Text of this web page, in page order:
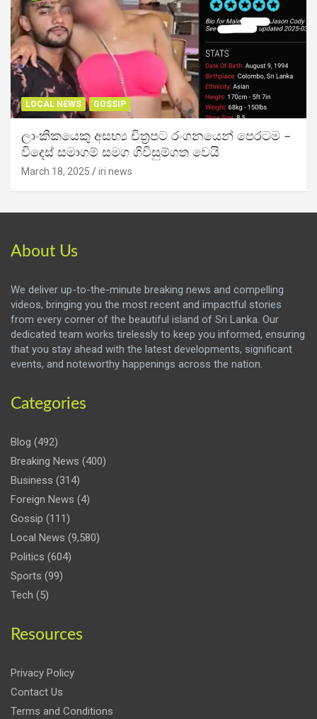
LOCAL NEWS GOSSIP
ලාංකිකයෙකු අසභ්‍ය චිත්‍රපට රංගනයෙන් පෙරටම –
විදෙස් සමාගම් සමග ගිවිසුම්ගත වෙයි
March 18, 2025 iri news
About Us
We deliver up-to-the-minute breaking news and compelling
videos, bringing you the most recent and impactful stories
from every corner of the beautiful island of Sri Lanka. Our
dedicated team works tirelessly to keep you informed, ensuring
that you stay ahead with the latest developments, significant
events, and noteworthy happenings across the nation.
Categories
Blog (492)
Breaking News (400)
Business (314)
Foreign News (4)
Gossip (111)
Local News (9,580)
Politics (604)
Sports (99)
Tech (5)
Resources
Privacy Policy
Contact Us
Terms and Conditions